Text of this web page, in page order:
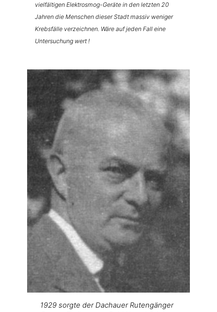
vielfältigen Elektrosmog-Geräte in den letzten 20
Jahren die Menschen dieser Stadt massiv weniger
Krebsfälle verzeichnen. Wäre auf jeden Fall eine
Untersuchung wert !
1929 sorgte der Dachauer Rutengänger